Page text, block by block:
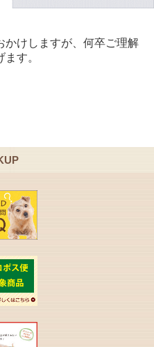
かけしますが、何卒ご理解
す。